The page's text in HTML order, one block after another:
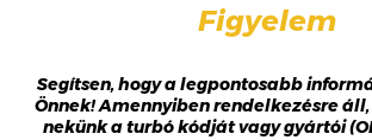
Figyelem
Segítsen, hogy a legpontosabb
Önnek! Amennyiben rendelkezésre
nekünk a turbó kódját vagy gyártói